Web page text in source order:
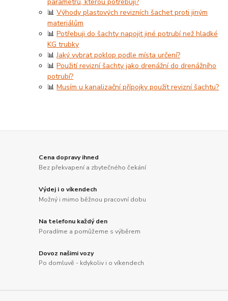
📊Výhody plastových revizních šachet proti jiným
materiálům
📊Potřebuji do šachty napojit jiné potrubí než hladké
KG trubky
📊Jaký vybrat poklop podle místa určení?
📊Použití revizní šachty jako drenážní do drenážního
potrubí?
📊Musím u kanalizační přípojky použít revizní šachtu?
Cena dopravy ihned
Bez překvapení a zbytečného čekání
Výdej i o víkendech
Možný i mimo běžnou pracovní dobu
Na telefonu každý den
Poradíme a pomůžeme s výběrem
Dovoz našimi vozy
Po domluvě - kdykoliv i o víkendech